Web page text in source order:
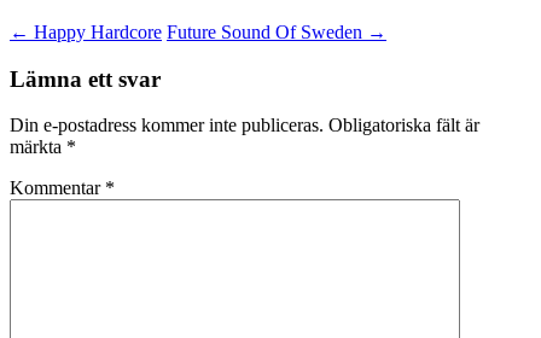
← Happy Hardcore Future Sound Of Sweden →
Lämna ett svar
Din e-postadress kommer inte publiceras. Obligatoriska fält är
märkta *
Kommentar *